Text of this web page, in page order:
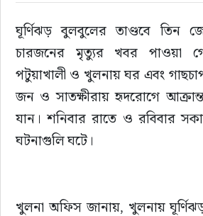
ইউরোপ
জাতীয়
সময়ের প্রলাপ
ঘূর্ণিঝড় বুলবুলের তাণ্ডবে তিন
চারজনের মৃত্যুর খবর পাওয়া
পটুয়াখালী ও খুলনায় ঘর এবং
জন ও সাতক্ষীরায় হৃদরোগে
যান। শনিবার রাতে ও রবিবার
ঘটনাগুলি ঘটে।
খুলনা অফিস জানায়, খুলনায়